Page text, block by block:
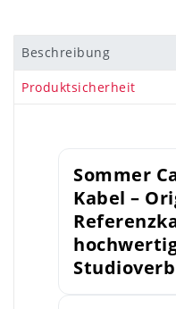
Beschreibung
Produktsicherheit
Sommer
Kabel –